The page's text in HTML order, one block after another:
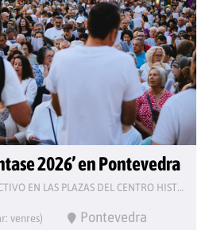
2026’ en Pontevedra
CANTO COLECTIVO EN LAS PLAZAS DEL CENTRO HISTÓRICO
venres) Pontevedra